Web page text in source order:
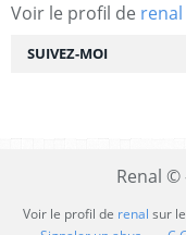
SUIVEZ-MOI
Voir le profil de renal
Renal ©
Voir le profil de renal sur